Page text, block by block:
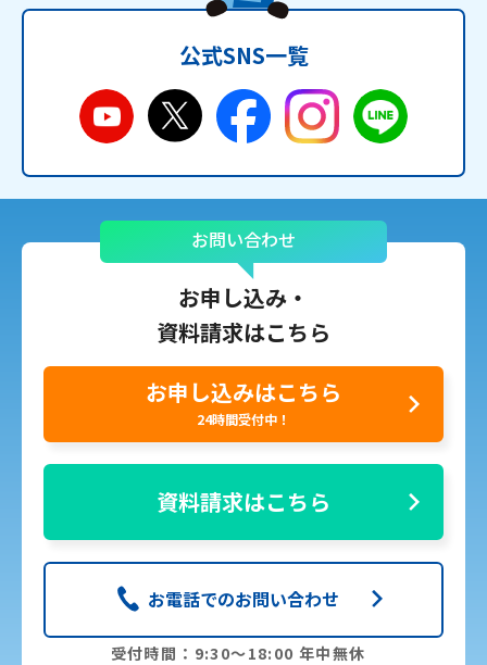
公式SNS一覧
お問い合わせ
お申し込み・
資料請求はこちら
お申し込みはこちら
24時間受付中！
資料請求はこちら
お電話でのお問い合わせ
受付時間：9:30〜18:00 年中無休